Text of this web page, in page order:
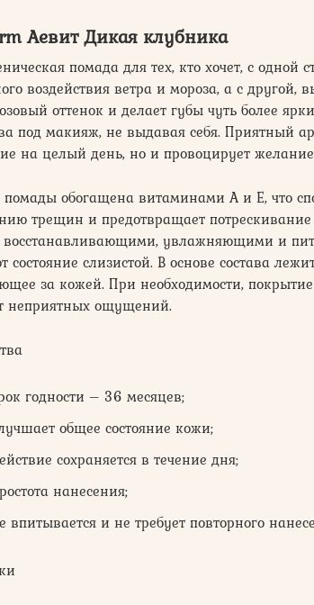
Аевит Дикая клубника
помада для тех, кто хочет, с одной
воздействия ветра и мороза, а с другой,
оттенок и делает губы чуть более
под макияж, не выдавая себя. Приятный
на целый день, но и провоцирует
обогащена витаминами A и E, что
трещин и предотвращает
восстанавливающими, увлажняющими и
состояние слизистой. В основе состава
за кожей. При необходимости,
неприятных ощущений.
годности – 36 месяцев;
общее состояние кожи;
сохраняется в течение дня;
нанесения;
впитывается и не требует повторного